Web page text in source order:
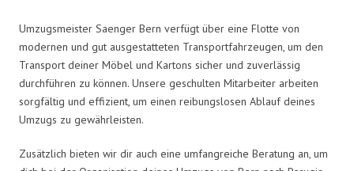
Umzugsmeister Saenger Bern verfügt über eine Flotte von
modernen und gut ausgestatteten Transportfahrzeugen, um den
Transport deiner Möbel und Kartons sicher und zuverlässig
durchführen zu können. Unsere geschulten Mitarbeiter arbeiten
sorgfältig und effizient, um einen reibungslosen Ablauf deines
Umzugs zu gewährleisten.
Zusätzlich bieten wir dir auch eine umfangreiche Beratung an, um